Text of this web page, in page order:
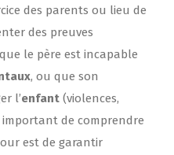
des parents ou lieu de
des preuves
le père est incapable
, ou que son
l’enfant (violences,
important de comprendre
est de garantir